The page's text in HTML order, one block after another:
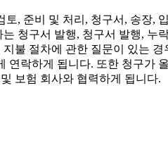
, 준비 및 처리, 청구서, 송장,
청구서 발행, 청구서 발행, 누
불 절차에 관한 질문이 있는 경
연락하게 됩니다. 또한 청구가
보험 회사와 협력하게 됩니다.